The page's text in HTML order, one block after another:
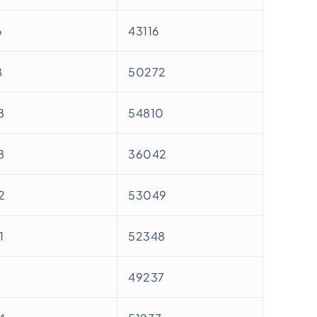
43116
50272
54810
36042
53049
52348
49237